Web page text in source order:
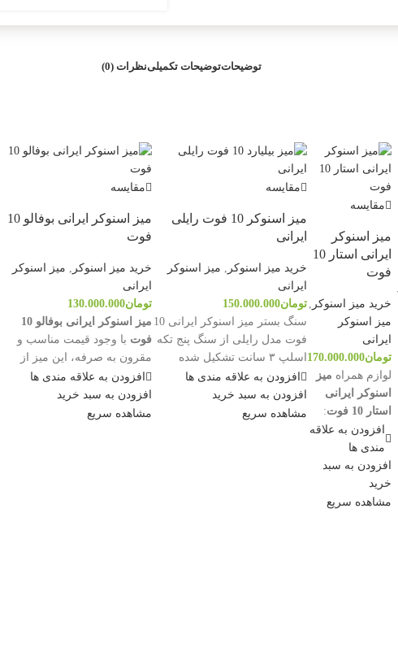
توضیحاتتوضیحات تکمیلینظرات (0)
مقایسه
میز اسنوکر
ایرانی استار 10
فوت
خرید میز اسنوکر
میز اسنوکر
ایرانی
تومان170.000.000
لوازم همراه میز
اسنوکر ایرانی
استار 10 فوت
:
لاستیک باند
اسنوکر
ماهوت
شار اسنوکر
افزودن به علاقه
مندی ها
افزودن به سبد
خرید
مشاهده سریع
مقایسه
میز اسنوکر 10 فوت رایلی
ایرانی
خرید میز اسنوکر
میز اسنوکر
ایرانی
تومان150.000.000
سنگ بستر میز اسنوکر ایرانی 10
فوت مدل رایلی از سنگ پنج تکه
اسلپ ۳ سانت تشکیل شده
است.به علت نوسانات شدید ارز
حتما پیش از ثبت سفارش با
افزودن به علاقه مندی ها
افزودن به سبد خرید
مشاهده سریع
مقایسه
میز اسنوکر ایرانی بوفالو 10
فوت
خرید میز اسنوکر
میز اسنوکر
ایرانی
تومان130.000.000
میز اسنوکر ایرانی بوفالو 10
فوت با وجود قیمت مناسب و
مقرون به صرفه، این میز از
نظر کیفیت کاملا قابل رقابت با
نمونه های خارجی خود می باشد.
مشخصات آن شامل موارد زیر
افزودن به علاقه مندی ها
افزودن به سبد خرید
مشاهده سریع